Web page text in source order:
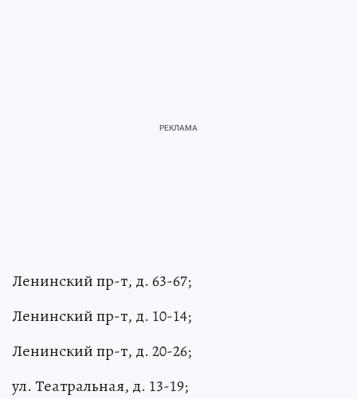
Ленинский пр-т, д. 63-67;
Ленинский пр-т, д. 10-14;
Ленинский пр-т, д. 20-26;
ул. Театральная, д. 13-19;